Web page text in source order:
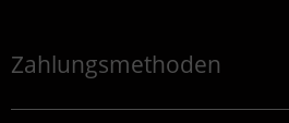
Zahlungsmethoden